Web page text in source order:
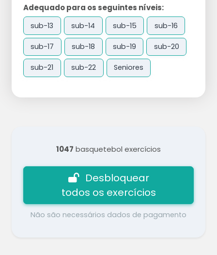
Adequado para os seguintes níveis:
sub-13 sub-14 sub-15 sub-16
sub-17 sub-18 sub-19 sub-20
sub-21 sub-22 Seniores
1047 basquetebol exercícios
Desbloquear
todos os exercícios
Não são necessários dados de pagamento